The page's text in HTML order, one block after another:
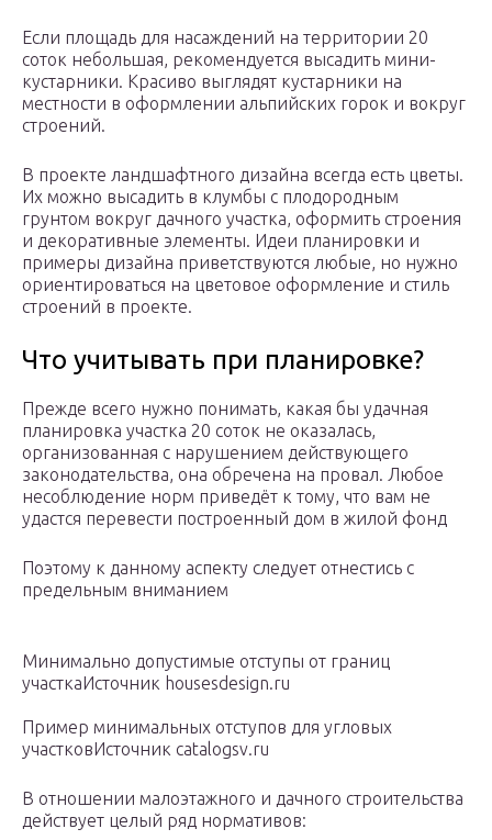
Если площадь для насаждений на территории 20
соток небольшая, рекомендуется высадить мини-
кустарники. Красиво выглядят кустарники на
местности в оформлении альпийских горок и вокруг
строений.
В проекте ландшафтного дизайна всегда есть цветы.
Их можно высадить в клумбы с плодородным
грунтом вокруг дачного участка, оформить строения
и декоративные элементы. Идеи планировки и
примеры дизайна приветствуются любые, но нужно
ориентироваться на цветовое оформление и стиль
строений в проекте.
Что учитывать при планировке?
Прежде всего нужно понимать, какая бы удачная
планировка участка 20 соток не оказалась,
организованная с нарушением действующего
законодательства, она обречена на провал. Любое
несоблюдение норм приведёт к тому, что вам не
удастся перевести построенный дом в жилой фонд
Поэтому к данному аспекту следует отнестись с
предельным вниманием
Минимально допустимые отступы от границ
участкаИсточник housesdesign.ru
Пример минимальных отступов для угловых
участковИсточник catalogsv.ru
В отношении малоэтажного и дачного строительства
действует целый ряд нормативов: